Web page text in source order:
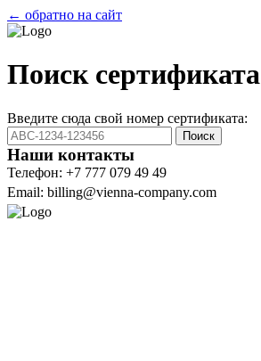
← обратно на сайт
Поиск сертификата
Введите сюда свой номер сертификата:
Поиск
Наши контакты
Телефон: +7 777 079 49 49
Email: billing@vienna-company.com